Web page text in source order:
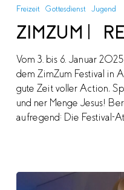
RECAP
Freizeit Gottesdienst Jugend
ZIMZUM |
Vom 3. bis 6. Januar
dem ZimZum Festival in
gute Zeit voller Action,
und ner Menge Jesus!
aufregend: Die Festival-